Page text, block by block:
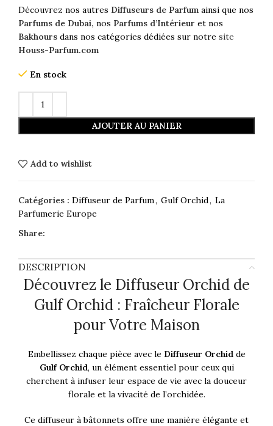
Découvrez nos autres Diffuseurs de Parfum ainsi que nos
Parfums de Dubai, nos Parfums d’Intérieur et nos
Bakhours dans nos catégories dédiées sur notre site
Houss-Parfum.com
En stock
AJOUTER AU PANIER
Add to wishlist
Catégories : Diffuseur de Parfum, Gulf Orchid, La
Parfumerie Europe
Share:
DESCRIPTION
Découvrez le Diffuseur Orchid de
Gulf Orchid : Fraîcheur Florale
pour Votre Maison
Embellissez chaque pièce avec le Diffuseur Orchidde
Gulf Orchid, un élément essentiel pour ceux qui
cherchent à infuser leur espace de vie avec la douceur
florale et la vivacité de l’orchidée.
Ce diffuseur à bâtonnets offre une manière élégante et